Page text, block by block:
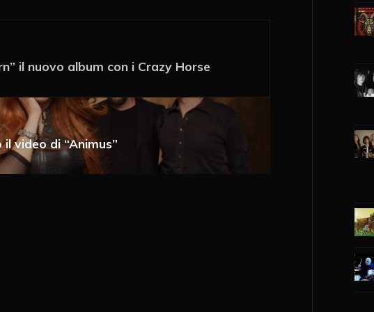
e-mail
via e-mail
il nuovo album con i Crazy Horse
video di “Animus”